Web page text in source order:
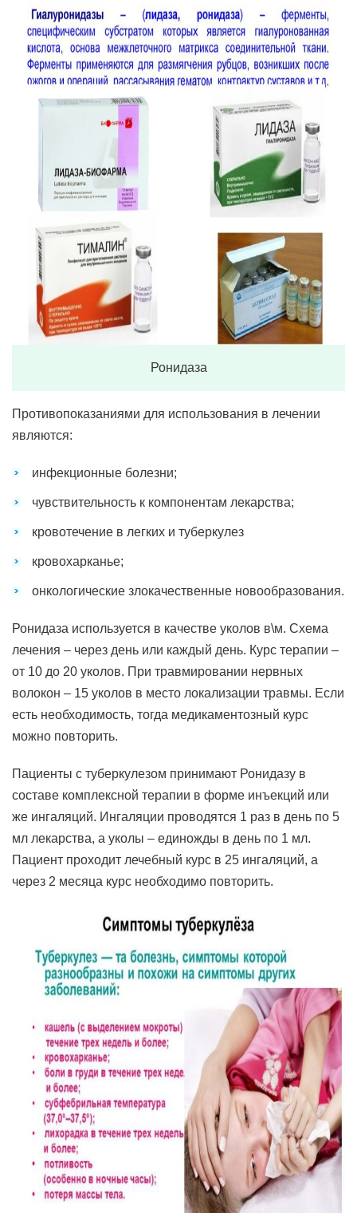
Ронидаза
Противопоказаниями для использования в лечении
являются:
инфекционные болезни;
чувствительность к компонентам лекарства;
кровотечение в легких и туберкулез
кровохарканье;
онкологические злокачественные новообразования.
Ронидаза используется в качестве уколов в\м. Схема
лечения – через день или каждый день. Курс терапии –
от 10 до 20 уколов. При травмировании нервных
волокон – 15 уколов в место локализации травмы. Если
есть необходимость, тогда медикаментозный курс
можно повторить.
Пациенты с туберкулезом принимают Ронидазу в
составе комплексной терапии в форме инъекций или
же ингаляций. Ингаляции проводятся 1 раз в день по 5
мл лекарства, а уколы – единожды в день по 1 мл.
Пациент проходит лечебный курс в 25 ингаляций, а
через 2 месяца курс необходимо повторить.